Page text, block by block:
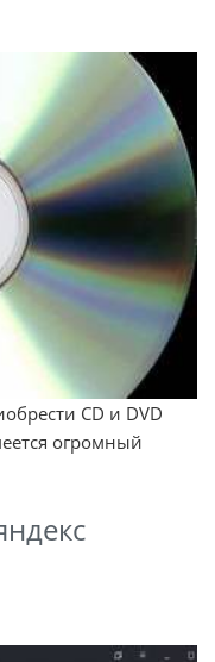
CD и DVD
огромный